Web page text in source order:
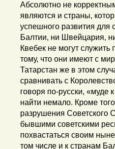
Абсолютно не
являются и страны,
успешного развития для
Балтии, ни Швейцария,
Квебек не могут
тому, что они имеют с
Татарстан же в этом
сравнивать с
говоря по-русски,
найти немало. Кроме
разрушения Советского
бывшими советскими
похвастаться своим
том числе и к странам